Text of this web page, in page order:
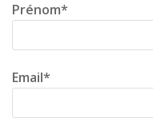
Prénom*
Email*